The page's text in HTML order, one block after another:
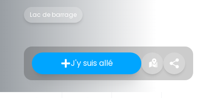
Lac de barrage
J'y suis allé